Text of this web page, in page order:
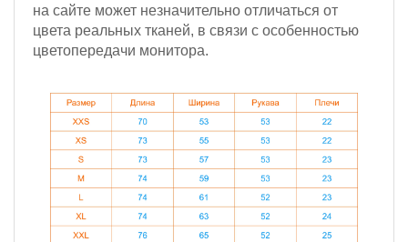
на сайте может незначительно отличаться от
цвета реальных тканей, в связи с особенностью
цветопередачи монитора.